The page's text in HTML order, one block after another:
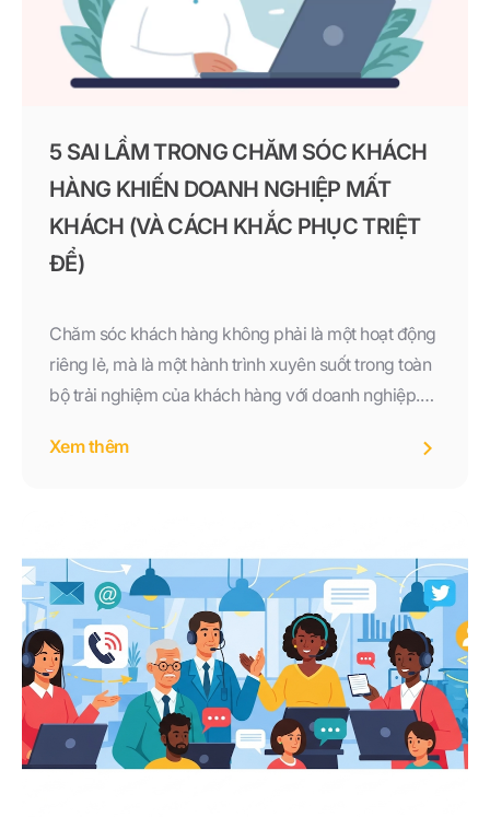
5 SAI LẦM TRONG CHĂM SÓC KHÁCH
HÀNG KHIẾN DOANH NGHIỆP MẤT
KHÁCH (VÀ CÁCH KHẮC PHỤC TRIỆT
ĐỂ)
Chăm sóc khách hàng không phải là một hoạt động
riêng lẻ, mà là một hành trình xuyên suốt trong toàn
bộ trải nghiệm của khách hàng với doanh nghiệp.
hóa, bỏ quên sau bán, xử lý khiếu nại kém hay
Xem thêm